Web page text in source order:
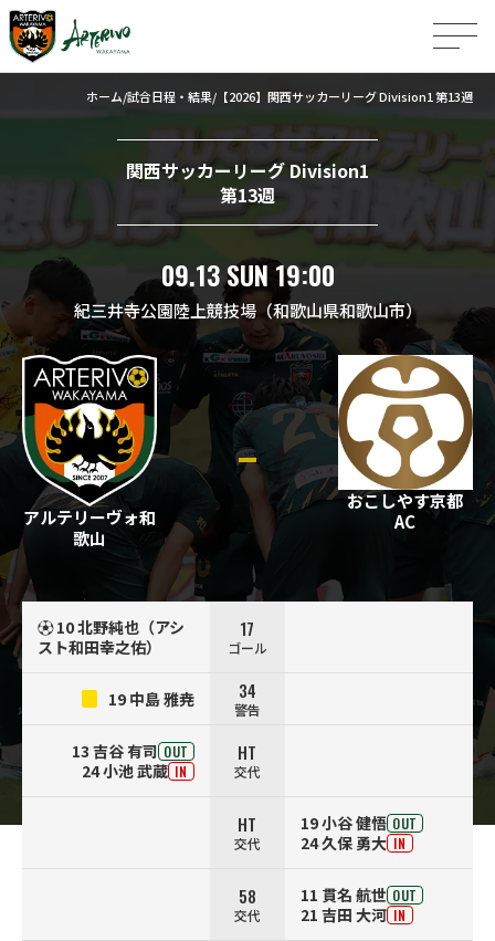
ホーム 試合日程・結果 【2026】関西サッカーリーグ Division1 第13週
関西サッカーリーグ Division1
第13週
09.13 SUN 19:00
紀三井寺公園陸上競技場（和歌山県和歌山市）
アルテリーヴォ和
歌山
おこしやす京都
AC
⚽ 10 北野純也（アシ
スト和田幸之佑）
17
ゴール
19 中島 雅尭 34
警告
13 吉谷 有司 OUT
24 小池 武蔵 IN
HT
交代
HT
交代
19 小谷 健悟 OUT
24 久保 勇大 IN
58
交代
11 貫名 航世 OUT
21 吉田 大河 IN